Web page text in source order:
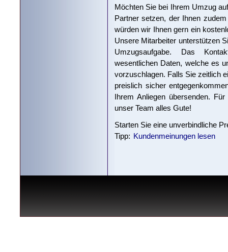
Möchten Sie bei Ihrem Umzug
Partner setzen, der Ihnen
würden wir Ihnen gern ein
Unsere Mitarbeiter unterstützen
Umzugsaufgabe. Das
wesentlichen Daten, welche es
vorzuschlagen. Falls Sie zeitlich
preislich sicher
Ihrem Anliegen übersenden.
unser Team alles Gute!
Starten Sie eine unverbindliche
Tipp: Kundenmeinungen lesen